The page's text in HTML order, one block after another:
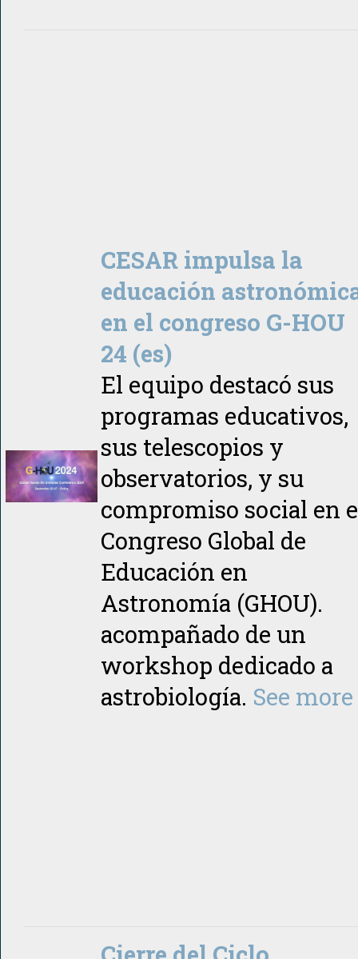
CESAR impulsa la
educación
en el congreso G-HOU
24 (es)
El equipo destacó sus
programas educativos,
sus telescopios y
observatorios, y su
compromiso social en
Congreso Global de
Educación en
Astronomía (GHOU).
acompañado de un
workshop dedicado a
astrobiología. See more